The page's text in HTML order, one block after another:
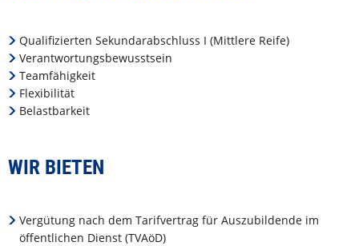
Qualifizierten Sekundarabschluss I (Mittlere Reife)
Verantwortungsbewusstsein
Teamfähigkeit
Flexibilität
Belastbarkeit
WIR BIETEN
Vergütung nach dem Tarifvertrag für Auszubildende im
öffentlichen Dienst (TVAöD)